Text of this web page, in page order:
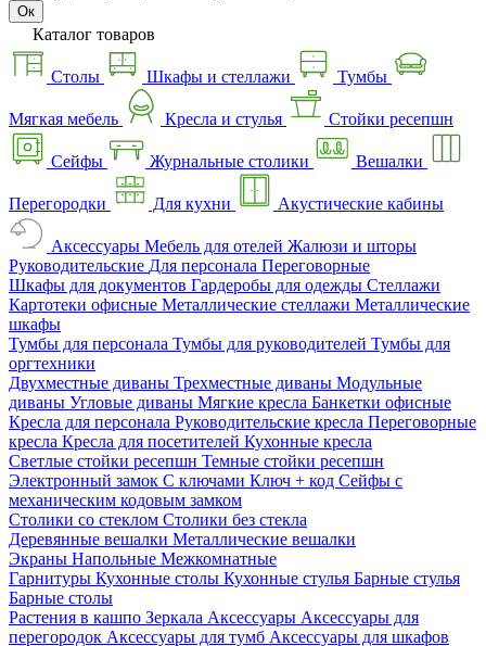
Ок
Каталог товаров
Столы Шкафы и стеллажи Тумбы
Мягкая мебель Кресла и стулья Стойки ресепшн
Сейфы Журнальные столики Вешалки
Перегородки Для кухни Акустические кабины
Аксессуары Мебель для отелей Жалюзи и шторы
Руководительские Для персонала Переговорные
Шкафы для документов Гардеробы для одежды Стеллажи
Картотеки офисные Металлические стеллажи Металлические
шкафы
Тумбы для персонала Тумбы для руководителей Тумбы для
оргтехники
Двухместные диваны Трехместные диваны Модульные
диваны Угловые диваны Мягкие кресла Банкетки офисные
Кресла для персонала Руководительские кресла Переговорные
кресла Кресла для посетителей Кухонные кресла
Светлые стойки ресепшн Темные стойки ресепшн
Электронный замок С ключами Ключ + код Сейфы с
механическим кодовым замком
Столики со стеклом Столики без стекла
Деревянные вешалки Металлические вешалки
Экраны Напольные Межкомнатные
Гарнитуры Кухонные столы Кухонные стулья Барные стулья
Барные столы
Растения в кашпо Зеркала Аксессуары Аксессуары для
перегородок Аксессуары для тумб Аксессуары для шкафов